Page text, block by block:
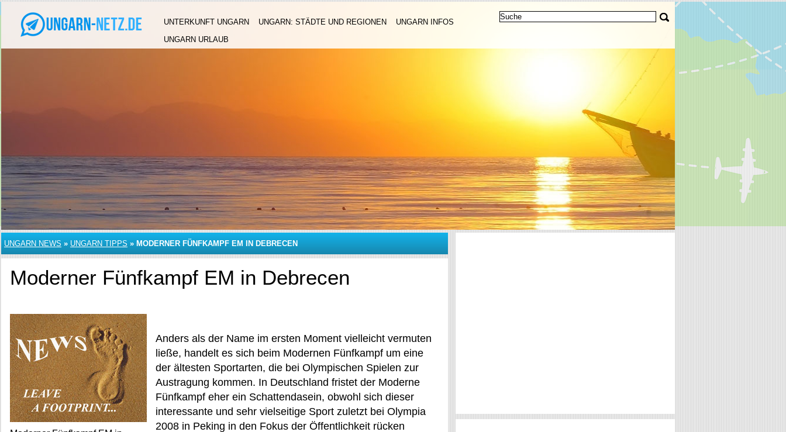
UNTERKUNFT UNGARN UNGARN: STÄDTE UND REGIONEN
UNGARN INFOS
UNGARN URLAUB
UNGARN NEWS » UNGARN TIPPS » MODERNER FÜNFKAMPF EM IN DEBRECEN
Moderner Fünfkampf EM in Debrecen
Anders als der Name im ersten Moment vielleicht vermuten
ließe, handelt es sich beim Modernen Fünfkampf um eine
der ältesten Sportarten, die bei Olympischen Spielen zur
Austragung kommen. In Deutschland fristet der Moderne
Fünfkampf eher ein Schattendasein, obwohl sich dieser
interessante und sehr vielseitige Sport zuletzt bei Olympia
2008 in Peking in den Fokus der Öffentlichkeit rücken